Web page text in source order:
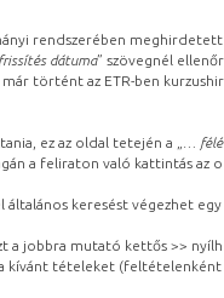
rendszerében
dátuma” szövegnél
történt az ETR-ben
ez az oldal tetején a „
…
a feliraton való kattintás az
általános keresést végezhet
a jobbra mutató kettős >>
kívánt tételeket (feltételenként